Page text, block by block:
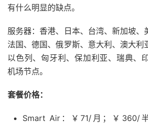
有什么明显的缺点。
服务器：香港、日本、台湾、新加坡、
法国、德国、俄罗斯、意大利、澳大利
以色列、匈牙利、保加利亚、瑞典、
机场节点。
套餐价格：
Smart Air：￥71/月；￥360/